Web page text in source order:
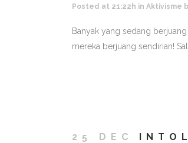
Posted at 21:22h in Aktivisme
Banyak yang sedang
mereka berjuang sendirian!
25 DEC